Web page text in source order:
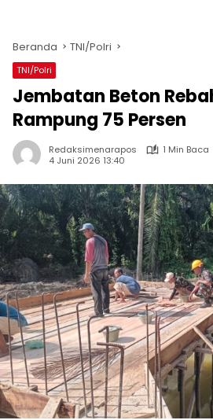
Beranda TNI/Polri
TNI/Polri
Jembatan Beton
Rampung 75 Persen
Redaksimenarapos
1 Min Baca
4 Juni 2026 13:40